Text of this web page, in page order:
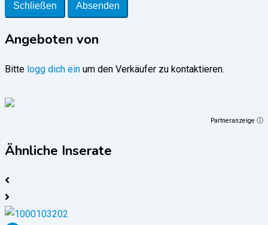
Schließen Absenden
Angeboten von
Bitte logg dich ein um den Verkäufer zu kontaktieren.
Partneranzeige ⓘ
Ähnliche Inserate